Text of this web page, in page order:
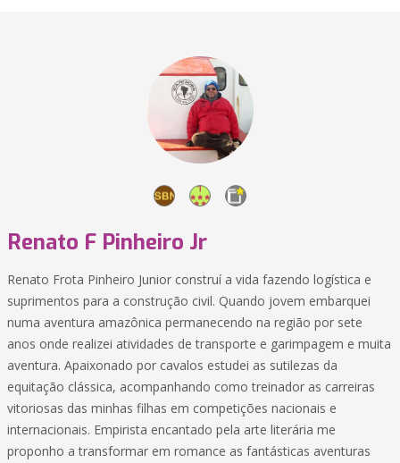
Renato F Pinheiro Jr
Renato Frota Pinheiro Junior construí a vida fazendo logística e
suprimentos para a construção civil. Quando jovem embarquei
numa aventura amazônica permanecendo na região por sete
anos onde realizei atividades de transporte e garimpagem e muita
aventura. Apaixonado por cavalos estudei as sutilezas da
equitação clássica, acompanhando como treinador as carreiras
vitoriosas das minhas filhas em competições nacionais e
internacionais. Empirista encantado pela arte literária me
proponho a transformar em romance as fantásticas aventuras